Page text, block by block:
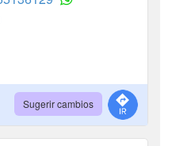
Sugerir cambios